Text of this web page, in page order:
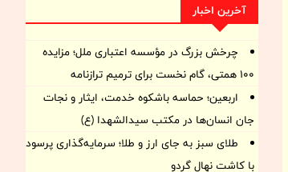
آخرین اخبار
چرخش بزرگ در مؤسسه اعتباری ملل؛ مزایده
۱۰۰ همتی، گام نخست برای ترمیم ترازنامه
اربعین؛ حماسه باشکوه خدمت، ایثار و نجات
جان انسان‌ها در مکتب سیدالشهدا (ع)
طلای سبز به جای ارز و طلا؛ سرمایه‌گذاری پرسود
با کاشت نهال گردو